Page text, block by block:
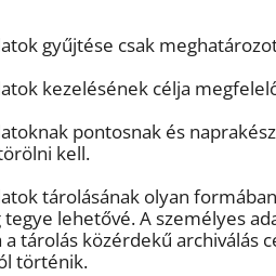
gyűjtése csak
kezelésének célja
pontosnak és
kell.
tárolásának olyan
tegye lehetővé. A személyes
tárolás közérdekű archiválás
történik.